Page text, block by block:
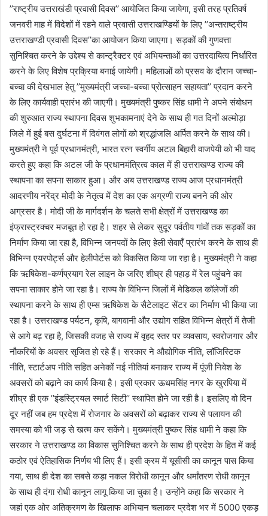
’’राष्ट्रीय उत्तराखंडी प्रवासी दिवस’’ आयोजित किया जायेगा, इसी तरह प्रतिवर्ष
जनवरी माह में विदेशों में रहने वाले प्रवासी उत्तराखण्डियों के लिए ’’अन्तराष्ट्रीय
उत्तराखण्डी प्रवासी दिवस’’का आयोजन किया जाएगा। सड़कों की गुणवत्ता
सुनिश्चित करने के उद्देश्य से कान्ट्रैक्टर एवं अभियन्ताओं का उत्तरदायित्व निर्धारित
करने के लिए विशेष प्रक्रिया बनाई जायेगी। महिलाओं को प्रसव के दौरान जच्चा-
बच्चा की देखभाल हेतु ’’मुख्यमंत्री जच्चा-बच्चा प्रोत्साहन सहायता’’ प्रदान करने
के लिए कार्यवाही प्रारंभ की जाएगी। मुख्यमंत्री पुष्कर सिंह धामी ने अपने संबोधन
की शुरुआत राज्य स्थापना दिवस शुभकामनाएं देने के साथ ही गत दिनों अल्मोड़ा
जिले में हुई बस दुर्घटना में दिवंगत लोगों को श्रद्धांजलि अर्पित करने के साथ की।
मुख्यमंत्री ने पूर्व प्रधानमंत्री, भारत रत्न स्वर्गीय अटल बिहारी वाजपेयी को भी याद
करते हुए कहा कि अटल जी के प्रधानमंत्रित्व काल में ही उत्तराखण्ड राज्य की
स्थापना का सपना साकार हुआ। और अब उत्तराखण्ड राज्य आज प्रधानमंत्री
आदरणीय नरेंद्र मोदी के नेतृत्व में देश का एक अग्रणी राज्य बनने की ओर
अग्रसर है। मोदी जी के मार्गदर्शन के चलते सभी क्षेत्रों में उत्तराखण्ड का
इंफ्रास्ट्रक्चर मजबूत हो रहा है। शहर से लेकर सुदूर पर्वतीय गांवों तक सड़कों का
निर्माण किया जा रहा है, विभिन्न जनपदों के लिए हेली सेवाएँ प्रारंभ करने के साथ ही
विभिन्न एयरपोर्ट्स और हेलीपोर्टस को विकसित किया जा रहा है। मुख्यमंत्री ने कहा
कि ऋषिकेश-कर्णप्रयाग रेल लाइन के जरिए शीघ्र ही पहाड़ में रेल पहुंचने का
सपना साकार होने जा रहा है। राज्य के विभिन्न जिलों में मेडिकल कॉलेजों की
स्थापना करने के साथ ही एम्स ऋषिकेश के सैटेलाइट सेंटर का निर्माण भी किया जा
रहा है। उत्तराखण्ड पर्यटन, कृषि, बागवानी और उद्योग सहित विभिन्न क्षेत्रों में तेजी
से आगे बढ़ रहा है, जिसकी वजह से राज्य में वृहद स्तर पर व्यवसाय, स्वरोजगार और
नौकरियों के अवसर सृजित हो रहे हैं। सरकार ने औद्योगिक नीति, लॉजिस्टिक
नीति, स्टार्टअप नीति सहित अनेकों नई नीतियां बनाकर राज्य में पूंजी निवेश के
अवसरों को बढ़ाने का कार्य किया है। इसी प्रकार ऊधमसिंह नगर के खुरपिया में
शीघ्र ही एक ’’इंडस्ट्रियल स्मार्ट सिटी’’ स्थापित होने जा रही है। इसलिए वो दिन
दूर नहीं जब हम प्रदेश में रोजगार के अवसरों को बढ़ाकर राज्य से पलायन की
समस्या को भी जड़ से खत्म कर सकेंगे। मुख्यमंत्री पुष्कर सिंह धामी ने कहा कि
सरकार ने उत्तराखण्ड का विकास सुनिश्चित करने के साथ ही प्रदेश के हित में कई
कठोर एवं ऐतिहासिक निर्णय भी लिए हैं। इसी क्रम में यूसीसी का कानून पास किया
गया, साथ ही देश का सबसे कड़ा नकल विरोधी कानून और धर्मांतरण रोधी कानून
के साथ ही दंगा रोधी कानून लागू किया जा चुका है। उन्होंने कहा कि सरकार ने
जहां एक ओर अतिक्रमण के खिलाफ अभियान चलाकर प्रदेश भर में 5000 एकड़